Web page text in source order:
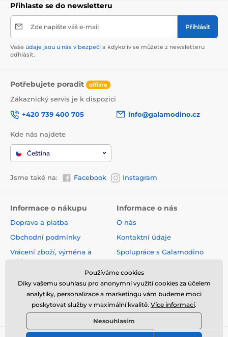
Přihlaste se do newsletteru
Zde napište váš e-mail Přihlásit
Vaše údaje jsou u nás v bezpečí a kdykoliv se můžete z newsletteru
odhlásit.
Potřebujete poradit offline
Zákaznický servis je k dispozici
+420 739 400 705
info@galamodino.cz
Kde nás najdete
Čeština
Jsme také na: Facebook Instagram
Informace o nákupu
Doprava a platba
Obchodní podmínky
Vrácení zboží, výměna a
reklamace
Online vrácení a reklamace
Sledování zásilky
Nejčastější dotazy
Informace o nás
O nás
Kontaktní údaje
Spolupráce s Galamodino
údajů
Používáme cookies
Díky vašemu souhlasu pro anonymní využití cookies za účelem
analytiky, personalizace a marketingu vám budeme moci
poskytovat služby v maximální kvalitě. Více informací.
Nesouhlasím